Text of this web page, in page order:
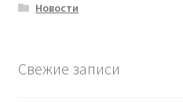
Новости
Свежие записи